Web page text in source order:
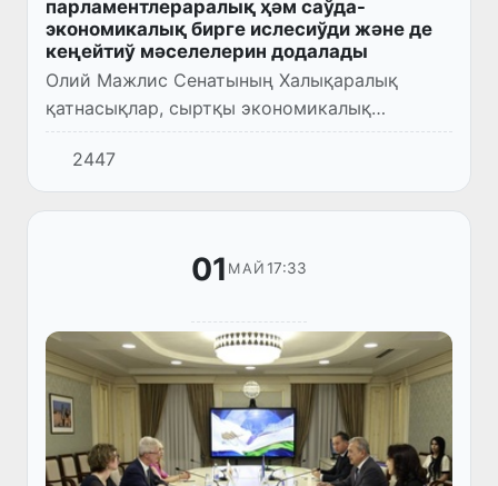
парламентлераралық ҳәм саўда-
экономикалық бирге ислесиўди және де
кеңейтиў мәселелерин додалады
Олий Мажлис Сенатының Халықаралық
қатнасықлар, сыртқы экономикалық
байланыслар, сырт ел инвестициялары ҳәм
туризм мәселелери комитетиниң баслығы,
"Өзбекстан - Түркия" парламентлера...
2447
01 МАЙ 17:33